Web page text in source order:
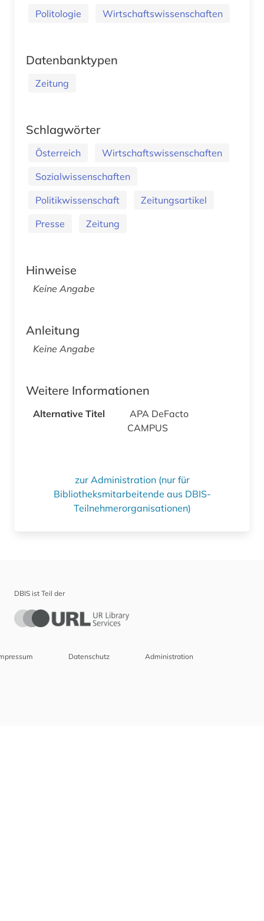
Politologie
Wirtschaftswissenschaften
Datenbanktypen
Zeitung
Schlagwörter
Österreich
Wirtschaftswissenschaften
Sozialwissenschaften
Politikwissenschaft
Zeitungsartikel
Presse
Zeitung
Hinweise
Keine Angabe
Anleitung
Keine Angabe
Weitere Informationen
Alternative Titel
APA DeFacto
CAMPUS
zur Administration (nur für
Bibliotheksmitarbeitende aus DBIS-
Teilnehmerorganisationen)
DBIS ist Teil der
Datenschutz Administration